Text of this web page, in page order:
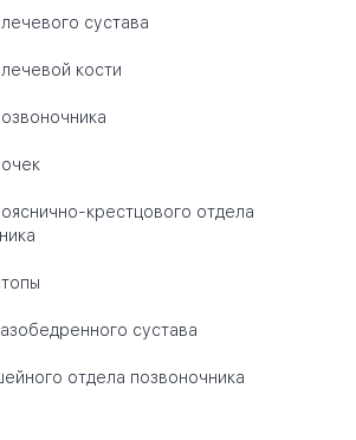
сустава
кости
крестцового отдела
сустава
отдела позвоночника